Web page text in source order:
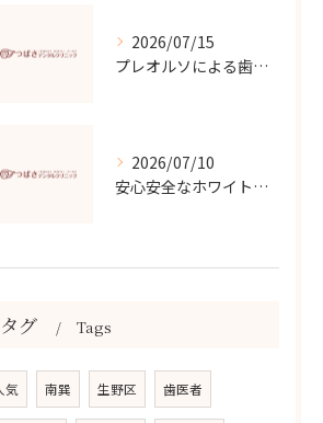
2026/07/15
プレオルソによる歯並び改善効果
2026/07/10
安心安全なホワイトニングの選び方と効果
タグ Tags
気 南巽 生野区 歯医者